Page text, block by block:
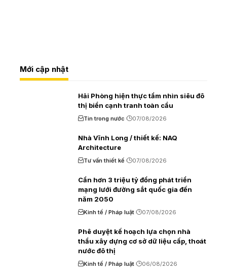
Mới cập nhật
Hải Phòng hiện thực tầm nhìn siêu đô
thị biển cạnh tranh toàn cầu
Tin trong nước 07/08/2026
Nhà Vĩnh Long / thiết kế: NAQ
Architecture
Tư vấn thiết kế 07/08/2026
Cần hơn 3 triệu tỷ đồng phát triển
mạng lưới đường sắt quốc gia đến
năm 2050
Kinh tế / Pháp luật 07/08/2026
Phê duyệt kế hoạch lựa chọn nhà
thầu xây dựng cơ sở dữ liệu cấp, thoát
nước đô thị
Kinh tế / Pháp luật 06/08/2026